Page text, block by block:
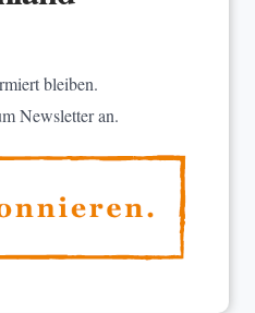
bleiben.
Newsletter an.